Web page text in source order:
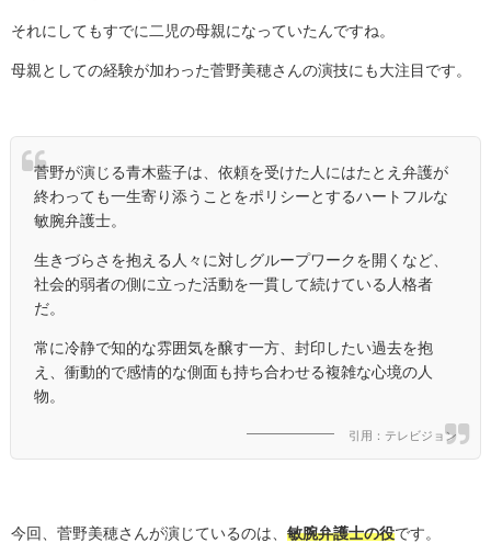
それにしてもすでに二児の母親になっていたんですね。
母親としての経験が加わった菅野美穂さんの演技にも大注目です。
菅野が演じる青木藍子は、依頼を受けた人にはたとえ弁護が
終わっても一生寄り添うことをポリシーとするハートフルな
敏腕弁護士。
生きづらさを抱える人々に対しグループワークを開くなど、
社会的弱者の側に立った活動を一貫して続けている人格者
だ。
常に冷静で知的な雰囲気を醸す一方、封印したい過去を抱
え、衝動的で感情的な側面も持ち合わせる複雑な心境の人
物。
引用：テレビジョン
今回、菅野美穂さんが演じているのは、 敏腕弁護士の役です。